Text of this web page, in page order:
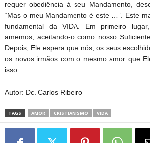
requer obediência à seu Mandamento,
“Mas o meu Mandamento é este …”. Este
fundamental da VIDA. Em primeiro
amemos, aceitando-o como nosso
Depois, Ele espera que nós, os seus
os novos irmãos com o mesmo amor que
isso …
Autor: Dc. Carlos Ribeiro
TAGS AMOR CRISTIANISMO VIDA